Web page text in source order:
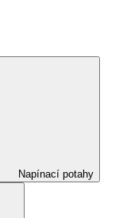
Napínací potahy